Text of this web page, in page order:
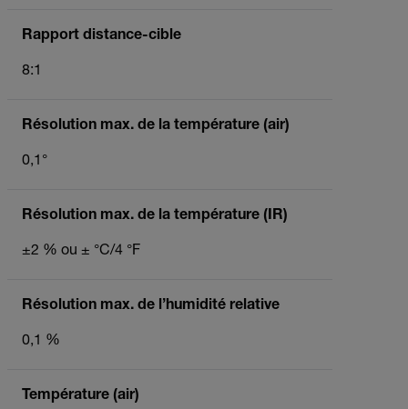
Rapport distance-cible
8:1
Résolution max. de la température (air)
0,1°
Résolution max. de la température (IR)
±2 % ou ± °C/4 °F
Résolution max. de l’humidité relative
0,1 %
Température (air)